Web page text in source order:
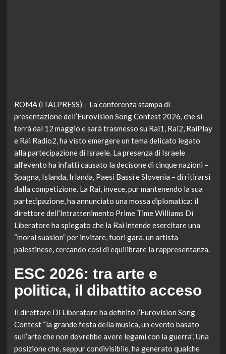
ROMA (ITALPRESS) – La conferenza stampa di
presentazione dell’Eurovision Song Contest 2026, che si
terrà dal 12 maggio e sarà trasmesso su Rai1, Rai2, RaiPlay
e Rai Radio2, ha visto emergere un tema delicato legato
alla partecipazione di Israele. La presenza di Israele
all’evento ha infatti causato la decisone di cinque nazioni –
Spagna, Islanda, Irlanda, Paesi Bassi e Slovenia – di ritirarsi
dalla competizione. La Rai, invece, pur mantenendo la sua
partecipazione, ha annunciato una mossa diplomatica: il
direttore dell’Intrattenimento Prime Time Williams Di
Liberatore ha spiegato che la Rai intende esercitare una
“moral suasion” per invitare, fuori gara, un artista
palestinese, cercando così di equilibrare la rappresentanza.
ESC 2026: tra arte e
politica, il dibattito acceso
Il direttore Di Liberatore ha definito l’Eurovision Song
Contest “la grande festa della musica, un evento basato
sull’arte che non dovrebbe avere legami con la guerra”. Una
posizione che, seppur condivisibile, ha generato qualche